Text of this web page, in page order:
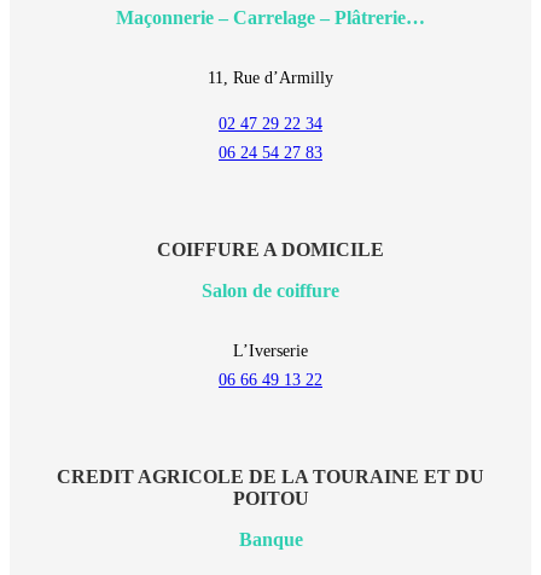
Maçonnerie – Carrelage – Plâtrerie…
11, Rue d’Armilly
02 47 29 22 34
06 24 54 27 83
COIFFURE A DOMICILE
Salon de coiffure
L’Iverserie
06 66 49 13 22
CREDIT AGRICOLE DE LA TOURAINE ET DU
POITOU
Banque